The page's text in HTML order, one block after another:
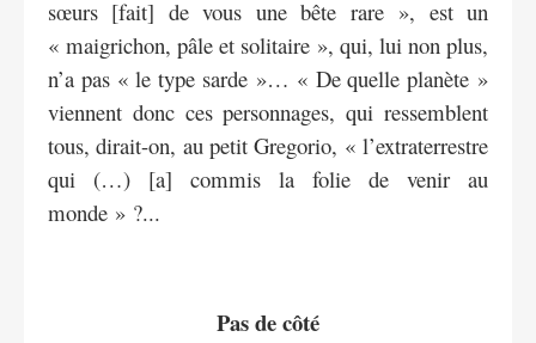
sœurs [fait] de vous une bête rare », est un
« maigrichon, pâle et solitaire », qui, lui non plus,
n’a pas « le type sarde »… « De quelle planète »
viennent donc ces personnages, qui ressemblent
tous, dirait-on, au petit Gregorio, « l’extraterrestre
qui (…) [a] commis la folie de venir au
monde » ?...
Pas de côté